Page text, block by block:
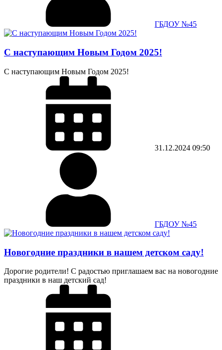
ГБДОУ №45
С наступающим Новым Годом 2025!
С наступающим Новым Годом 2025!
31.12.2024 09:50
ГБДОУ №45
Новогодние праздники в нашем детском саду!
Дорогие родители! С радостью приглашаем вас на новогодние
праздники в наш детский сад!